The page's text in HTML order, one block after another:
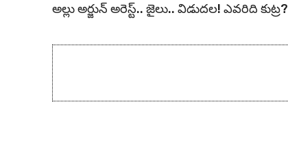
అల్లు అర్జున్ అరెస్ట్.. జైలు.. విడుదల! ఎవరిది కుట్ర?